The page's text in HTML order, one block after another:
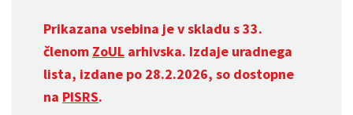
Prikazana vsebina je v skladu s 33.
členom ZoUL arhivska. Izdaje uradnega
lista, izdane po 28.2.2026, so dostopne
na PISRS.